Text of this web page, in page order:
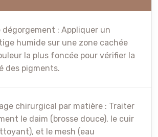
dégorgement : Appliquer un
humide sur une zone cachée
la plus foncée pour vérifier la
des pigments.
chirurgical par matière : Traiter
le daim (brosse douce), le cuir
et le mesh (eau